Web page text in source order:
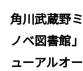
角川武蔵野
ノベ図書館
ューアルオ